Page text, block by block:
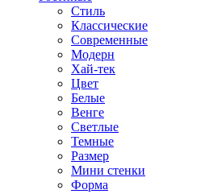
Стиль
Классические
Современные
Модерн
Хай-тек
Цвет
Белые
Венге
Светлые
Темные
Размер
Мини стенки
Форма